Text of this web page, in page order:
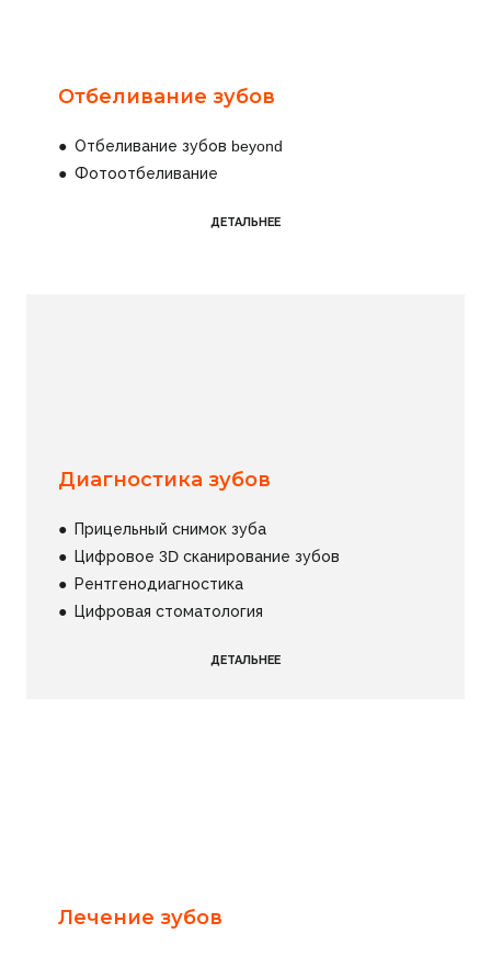
Отбеливание зубов
● Отбеливание зубов beyond
● Фотоотбеливание
ДЕТАЛЬНЕЕ
Диагностика зубов
● Прицельный снимок зуба
● Цифровое 3D сканирование зубов
● Рентгенодиагностика
● Цифровая стоматология
ДЕТАЛЬНЕЕ
Лечение зубов